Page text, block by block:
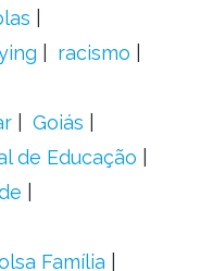
racismo
Goiás
de Educação
Família